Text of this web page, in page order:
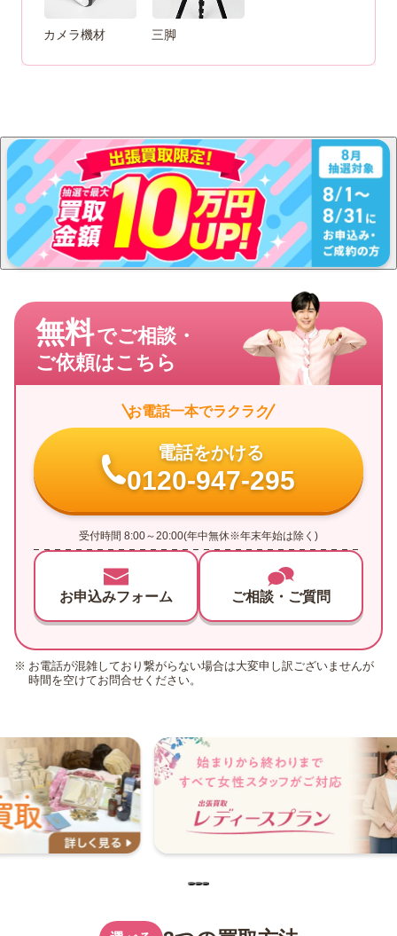
カメラ機材 三脚
無料でご相談・
ご依頼はこちら
お電話一本でラクラク
電話をかける
0120-947-295
受付時間 8:00～20:00(年中無休※年末年始は除く)
お申込みフォーム ご相談・ご質問
お電話が混雑しており繋がらない場合は大変申し訳ございませんが
時間を空けてお問合せください。